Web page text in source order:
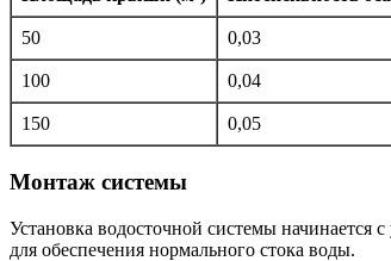
50 0,03
100 0,04
150 0,05
Монтаж системы
Установка водосточной системы
для обеспечения нормального стока воды.